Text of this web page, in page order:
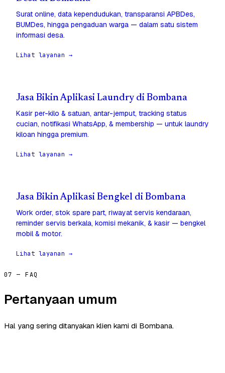
Surat online, data kependudukan, transparansi APBDes,
BUMDes, hingga pengaduan warga — dalam satu sistem
informasi desa.
Lihat layanan →
Jasa Bikin Aplikasi Laundry di Bombana
Kasir per-kilo & satuan, antar-jemput, tracking status
cucian, notifikasi WhatsApp, & membership — untuk laundry
kiloan hingga premium.
Lihat layanan →
Jasa Bikin Aplikasi Bengkel di Bombana
Work order, stok spare part, riwayat servis kendaraan,
reminder servis berkala, komisi mekanik, & kasir — bengkel
mobil & motor.
Lihat layanan →
07 — FAQ
Pertanyaan umum
Hal yang sering ditanyakan klien kami di Bombana.